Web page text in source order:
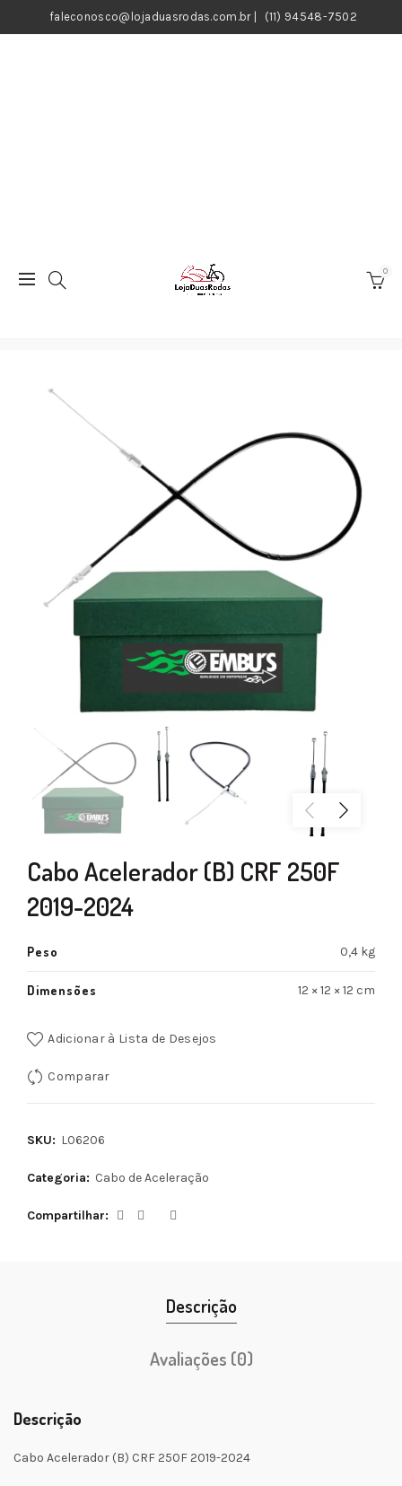
faleconosco@lojaduasrodas.com.br| (11) 94548-7502
0
Cabo Acelerador (B) CRF 250F
2019-2024
Peso 0,4 kg
Dimensões 12 × 12 × 12 cm
Adicionar à Lista de Desejos
Comparar
SKU: L06206
Categoria: Cabo de Aceleração
Compartilhar
Descrição
Avaliações (0)
Descrição
Cabo Acelerador (B) CRF 250F 2019-2024